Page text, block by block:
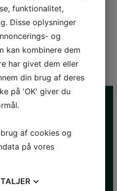
af
i alle kendte fabrikater.
Vi tilbyder
Service
Dækcenter
funktionalitet,
Disse oplysninger
og
kan kombinere dem
har givet dem eller
din brug af deres
på 'OK' giver du
af cookies og
på vores